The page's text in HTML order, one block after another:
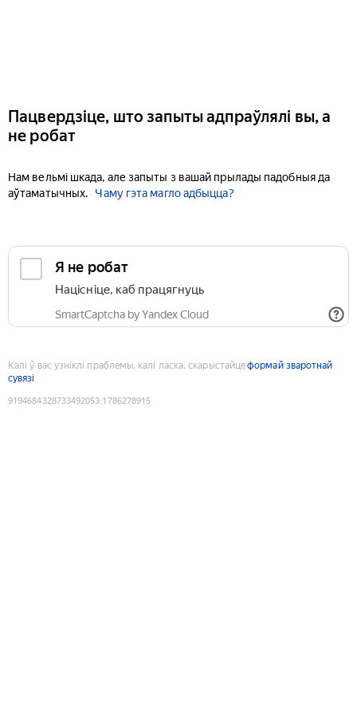
Пацвердзіце, што запыты адпраўлялі вы, а
не робат
Нам вельмі шкада, але запыты з вашай прылады падобныя да
аўтаматычных.
Чаму гэта магло адбыцца?
Я не робат
Націсніце, каб працягнуць
SmartCaptcha by Yandex Cloud
Калі ў вас узніклі праблемы, калі ласка, скарыстайцеформай зваротнай
сувязі
9194684328733492053:1786278915